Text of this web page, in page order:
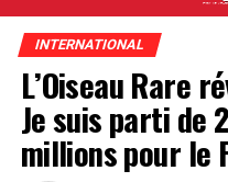
INTERNATIONAL
L’Oiseau Rare
Je suis parti de
millions pour le